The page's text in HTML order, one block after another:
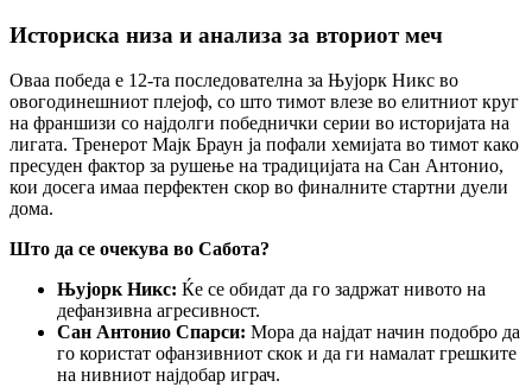
Историска низа и анализа за вториот меч
Оваа победа е 12-та последователна за Њујорк Никс во
овогодинешниот плејоф, со што тимот влезе во елитниот круг
на франшизи со најдолги победнички серии во историјата на
лигата. Тренерот Мајк Браун ја пофали хемијата во тимот како
пресуден фактор за рушење на традицијата на Сан Антонио,
кои досега имаа перфектен скор во финалните стартни дуели
дома.
Што да се очекува во Сабота?
Њујорк Никс: Ќе се обидат да го задржат нивото на
дефанзивна агресивност.
Сан Антонио Спарси: Мора да најдат начин подобро да
го користат офанзивниот скок и да ги намалат грешките
на нивниот најдобар играч.